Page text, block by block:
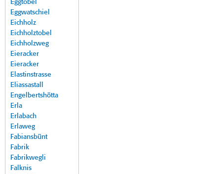
Eggtobel
Eggwatschiel
Eichholz
Eichholztobel
Eichholzweg
Eieracker
Eieracker
Elastinstrasse
Eliassastall
Engelbertshötta
Erla
Erlabach
Erlaweg
Fabiansbünt
Fabrik
Fabrikwegli
Falknis